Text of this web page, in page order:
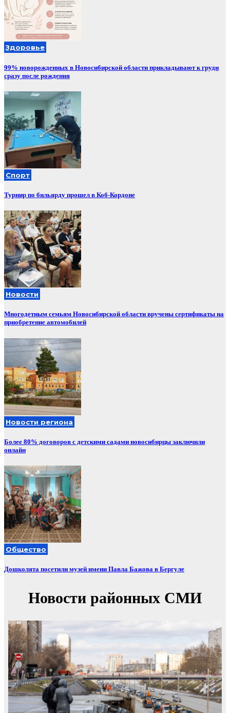
Здоровье
99% новорожденных в Новосибирской области прикладывают к груди
сразу после рождения
Спорт
Турнир по бильярду прошел в Коб-Кордоне
Новости
Многодетным семьям Новосибирской области вручены сертификаты на
приобретение автомобилей
Новости региона
Более 80% договоров с детскими садами новосибирцы заключили
онлайн
Общество
Дошколята посетили музей имени Павла Бажова в Бергуле